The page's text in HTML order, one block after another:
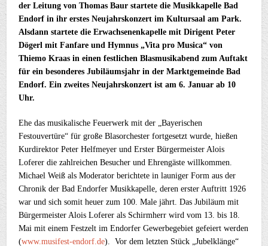
der Leitung von Thomas Baur startete die Musikkapelle Bad
Endorf in ihr erstes Neujahrskonzert im Kultursaal am Park.
Alsdann startete die Erwachsenenkapelle mit Dirigent Peter
Dögerl mit Fanfare und Hymnus „Vita pro Musica“ von
Thiemo Kraas in einen festlichen Blasmusikabend zum Auftakt
für ein besonderes Jubiläumsjahr in der Marktgemeinde Bad
Endorf. Ein zweites Neujahrskonzert ist am 6. Januar ab 10
Uhr.
Ehe das musikalische Feuerwerk mit der „Bayerischen
Festouvertüre“ für große Blasorchester fortgesetzt wurde, hießen
Kurdirektor Peter Helfmeyer und Erster Bürgermeister Alois
Loferer die zahlreichen Besucher und Ehrengäste willkommen.
Michael Weiß als Moderator berichtete in launiger Form aus der
Chronik der Bad Endorfer Musikkapelle, deren erster Auftritt 1926
war und sich somit heuer zum 100. Male jährt. Das Jubiläum mit
Bürgermeister Alois Loferer als Schirmherr wird vom 13. bis 18.
Mai mit einem Festzelt im Endorfer Gewerbegebiet gefeiert werden
(www.musifest-endorf.de). Vor dem letzten Stück „Jubelklänge“